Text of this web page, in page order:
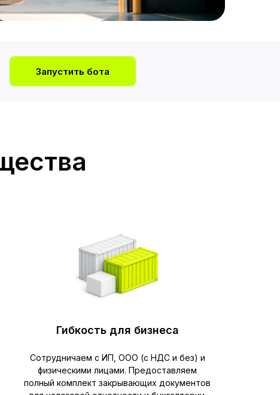
Запустить бота
Гибкость для бизнеса
Сотрудничаем с ИП, ООО (с НДС и без) и
физическими лицами. Предоставляем
полный комплект закрывающих документов